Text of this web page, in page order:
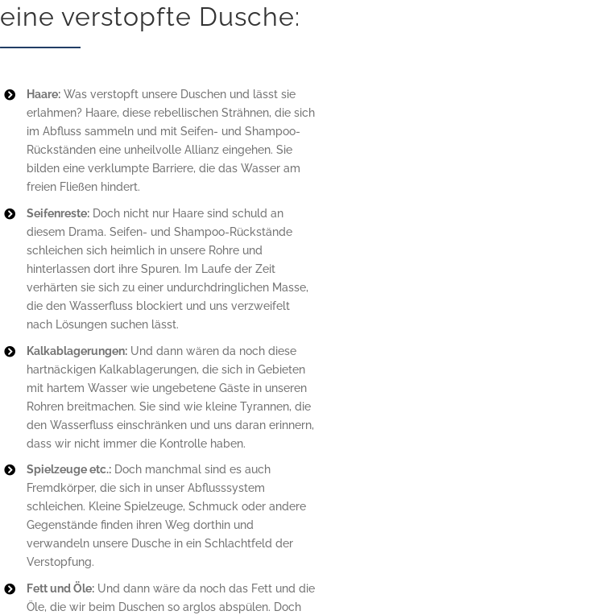
eine verstopfte Dusche:
Haare: Was verstopft unsere Duschen und lässt sie
erlahmen? Haare, diese rebellischen Strähnen, die sich
im Abfluss sammeln und mit Seifen- und Shampoo-
Rückständen eine unheilvolle Allianz eingehen. Sie
bilden eine verklumpte Barriere, die das Wasser am
freien Fließen hindert.
Seifenreste: Doch nicht nur Haare sind schuld an
diesem Drama. Seifen- und Shampoo-Rückstände
schleichen sich heimlich in unsere Rohre und
hinterlassen dort ihre Spuren. Im Laufe der Zeit
verhärten sie sich zu einer undurchdringlichen Masse,
die den Wasserfluss blockiert und uns verzweifelt
nach Lösungen suchen lässt.
Kalkablagerungen: Und dann wären da noch diese
hartnäckigen Kalkablagerungen, die sich in Gebieten
mit hartem Wasser wie ungebetene Gäste in unseren
Rohren breitmachen. Sie sind wie kleine Tyrannen, die
den Wasserfluss einschränken und uns daran erinnern,
dass wir nicht immer die Kontrolle haben.
Spielzeuge etc.: Doch manchmal sind es auch
Fremdkörper, die sich in unser Abflusssystem
schleichen. Kleine Spielzeuge, Schmuck oder andere
Gegenstände finden ihren Weg dorthin und
verwandeln unsere Dusche in ein Schlachtfeld der
Verstopfung.
Fett und Öle: Und dann wäre da noch das Fett und die
Öle, die wir beim Duschen so arglos abspülen. Doch